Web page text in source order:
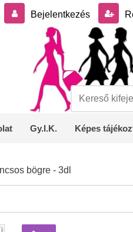
Bejelentkezés
Gy.I.K. Képes
bögre - 3dl